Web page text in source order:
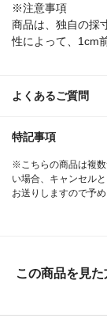
※注意事項
商品は、独自の採
性によって、1cm
よくあるご質問
特記事項
※こちらの商品は複
い場合、キャンセル
お送りしますので予め
この商品を見